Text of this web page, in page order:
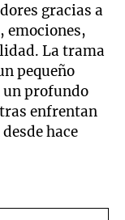
gracias a
emociones,
La trama
pequeño
un profundo
enfrentan
hace